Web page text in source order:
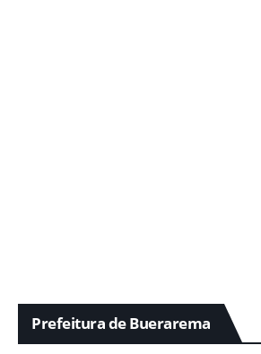
Prefeitura de Buerarema